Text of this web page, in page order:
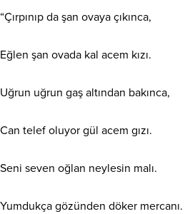
“Çırpınıp da şan ovaya çıkınca,
Eğlen şan ovada kal acem kızı.
Uğrun uğrun gaş altından bakınca,
Can telef oluyor gül acem gızı.
Seni seven oğlan neylesin malı.
Yumdukça gözünden döker mercanı.